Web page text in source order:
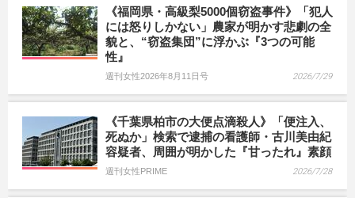
《福岡県・高級梨5000個窃盗事件》「犯人
には怒りしかない」農家が明かす悲劇の全
貌と、“窃盗集団”に浮かぶ『3つの可能
性』
週刊女性2026年8月11日号 2026/7/29
《千葉県柏市の大便点滴殺人》「便注入、
死ぬか」検索で逮捕の看護師・古川美由紀
容疑者、周囲が明かした『甘ったれ』素顔
週刊女性PRIME 2026/7/28